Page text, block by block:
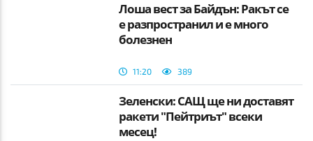
Лоша вест за Байдън: Ракът се
е разпространил и е много
болезнен
11:20 389
Зеленски: САЩ ще ни доставят
ракети "Пейтриът" всеки
месец!